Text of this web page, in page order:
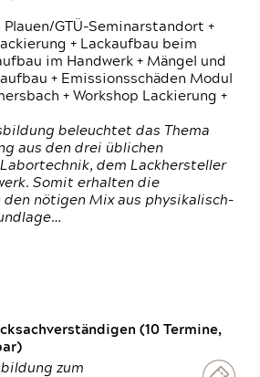
Plauen/GTÜ-Seminarstandort +
+ Lackaufbau beim
im Handwerk + Mängel und
+ Emissionsschäden Modul
+ Workshop Lackierung +
beleuchtet das Thema
aus den drei üblichen
dem Lackhersteller
Somit erhalten die
den nötigen Mix aus physikalisch-
(10 Termine,
zum